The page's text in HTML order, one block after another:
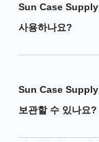
Sun Case Supply
사용하나요?
Sun Case Supply
보관할 수 있나요?